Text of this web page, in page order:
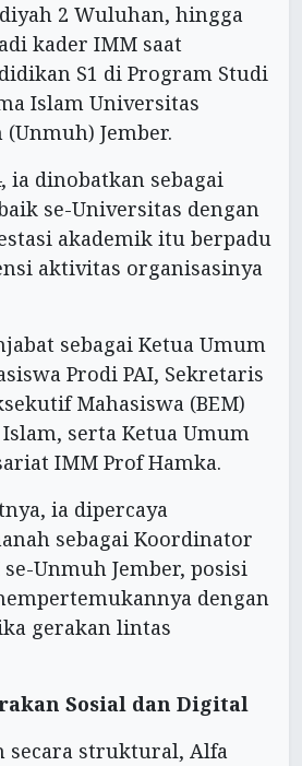
2 Wuluhan, hingga
kader IMM saat
S1 di Program Studi
Islam Universitas
Jember.
ia dinobatkan sebagai
se-Universitas dengan
akademik itu berpadu
aktivitas organisasinya
sebagai Ketua Umum
Prodi PAI, Sekretaris
Mahasiswa (BEM)
serta Ketua Umum
IMM Prof Hamka.
ia dipercaya
sebagai Koordinator
Unmuh Jember, posisi
dengan
gerakan lintas
Sosial dan Digital
secara struktural, Alfa